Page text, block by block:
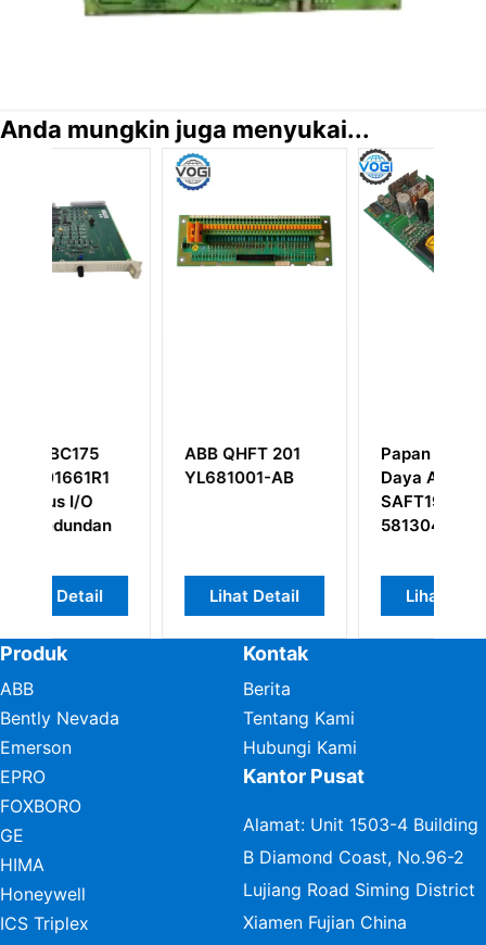
Anda mungkin juga menyukai...
201
Papan Koneksi
Daya ABB
Lihat Detail
Antarmuka
Komunikasi
Profibus ABB
Lihat Detail
Produk
ABB
Bently Nevada
Emerson
EPRO
FOXBORO
GE
HIMA
Honeywell
ICS Triplex
Kontak
Berita
Tentang Kami
Hubungi Kami
Kantor Pusat
Alamat: Unit 1503-4 Building
B Diamond Coast, No.96-2
Lujiang Road Siming District
Xiamen Fujian China